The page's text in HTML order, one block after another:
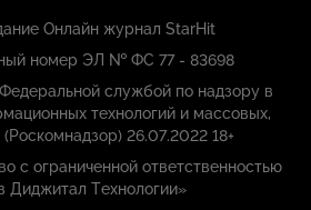
Онлайн журнал StarHit
номер ЭЛ № ФС 77 - 83698
службой по надзору в
технологий и массовых,
26.07.2022 18+
с ограниченной ответственностью
Диджитал Технологии»